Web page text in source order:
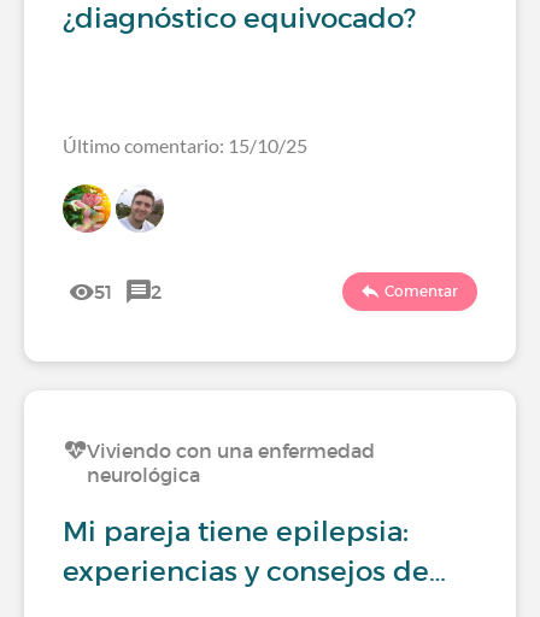
¿diagnóstico equivocado?
Último comentario: 15/10/25
51 2 Comentar
Viviendo con una enfermedad
neurológica
Mi pareja tiene epilepsia:
experiencias y consejos de…